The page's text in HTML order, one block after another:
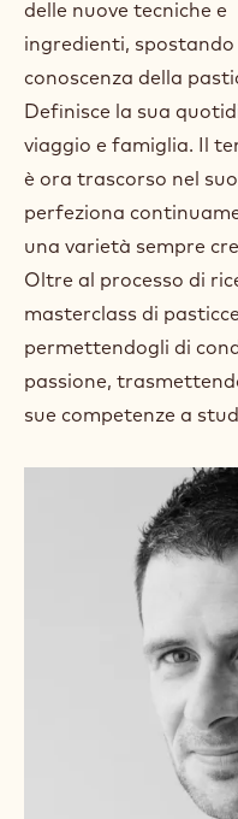
delle nuove tecniche e
ingredienti,
conoscenza della
Definisce la sua
viaggio e famiglia. Il
è ora trascorso nel
perfeziona
una varietà sempre
Oltre al processo di
masterclass di
permettendogli di
passione,
sue competenze a